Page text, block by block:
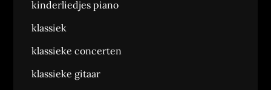
kinderliedjes piano
klassiek
klassieke concerten
klassieke gitaar